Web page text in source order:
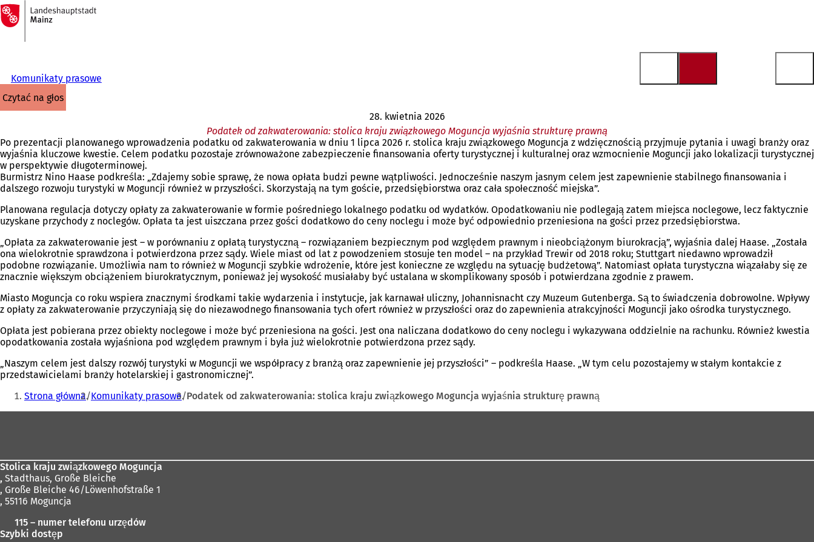
Przejdź do treści
Do
strony
głównej
Komunikaty prasowe
czytać na głos
28. kwietnia 2026
Podatek od zakwaterowania: stolica kraju związkowego Moguncja wyjaśnia strukturę prawną
Po prezentacji planowanego wprowadzenia podatku od zakwaterowania w dniu 1 lipca 2026 r. stolica kraju związkowego Moguncja z wdzięcznością przyjmuje pytania i uwagi branży oraz
wyjaśnia kluczowe kwestie. Celem podatku pozostaje zrównoważone zabezpieczenie finansowania oferty turystycznej i kulturalnej oraz wzmocnienie Moguncji jako lokalizacji turystycznej
w perspektywie długoterminowej.
Burmistrz Nino Haase podkreśla: „Zdajemy sobie sprawę, że nowa opłata budzi pewne wątpliwości. Jednocześnie naszym jasnym celem jest zapewnienie stabilnego finansowania i
dalszego rozwoju turystyki w Moguncji również w przyszłości. Skorzystają na tym goście, przedsiębiorstwa oraz cała społeczność miejska”.
Planowana regulacja dotyczy opłaty za zakwaterowanie w formie pośredniego lokalnego podatku od wydatków. Opodatkowaniu nie podlegają zatem miejsca noclegowe, lecz faktycznie
uzyskane przychody z noclegów. Opłata ta jest uiszczana przez gości dodatkowo do ceny noclegu i może być odpowiednio przeniesiona na gości przez przedsiębiorstwa.
„Opłata za zakwaterowanie jest – w porównaniu z opłatą turystyczną – rozwiązaniem bezpiecznym pod względem prawnym i nieobciążonym biurokracją”, wyjaśnia dalej Haase. „Została
ona wielokrotnie sprawdzona i potwierdzona przez sądy. Wiele miast od lat z powodzeniem stosuje ten model – na przykład Trewir od 2018 roku; Stuttgart niedawno wprowadził
podobne rozwiązanie. Umożliwia nam to również w Moguncji szybkie wdrożenie, które jest konieczne ze względu na sytuację budżetową”. Natomiast opłata turystyczna wiązałaby się ze
znacznie większym obciążeniem biurokratycznym, ponieważ jej wysokość musiałaby być ustalana w skomplikowany sposób i potwierdzana zgodnie z prawem.
Miasto Moguncja co roku wspiera znacznymi środkami takie wydarzenia i instytucje, jak karnawał uliczny, Johannisnacht czy Muzeum Gutenberga. Są to świadczenia dobrowolne. Wpływy
z opłaty za zakwaterowanie przyczyniają się do niezawodnego finansowania tych ofert również w przyszłości oraz do zapewnienia atrakcyjności Moguncji jako ośrodka turystycznego.
Opłata jest pobierana przez obiekty noclegowe i może być przeniesiona na gości. Jest ona naliczana dodatkowo do ceny noclegu i wykazywana oddzielnie na rachunku. Również kwestia
opodatkowania została wyjaśniona pod względem prawnym i była już wielokrotnie potwierdzona przez sądy.
„Naszym celem jest dalszy rozwój turystyki w Moguncji we współpracy z branżą oraz zapewnienie jej przyszłości” – podkreśla Haase. „W tym celu pozostajemy w stałym kontakcie z
przedstawicielami branży hotelarskiej i gastronomicznej”.
Jesteś
tutaj:
Strona główna Komunikaty prasowe Podatek od zakwaterowania: stolica kraju związkowego Moguncja wyjaśnia strukturę prawną
Stolica kraju związkowego Moguncja
, Stadthaus, Große Bleiche
, Große Bleiche 46/Löwenhofstraße 1
, 55116 Moguncja
115 – numer telefonu urzędów
Szybki dostęp